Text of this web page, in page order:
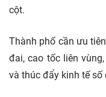
cột.
Thành phố cần ưu
đai, cao tốc liên
và thúc đẩy kinh tế